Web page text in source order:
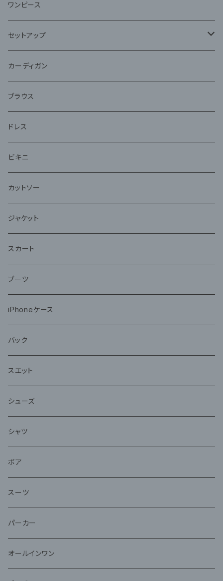
ワンピース
セットアップ
ジャケット
アンサンブル
カーディガン
ブラウス
ドレス
ビキニ
カットソー
ジャケット
スカート
ブーツ
iPhoneケース
バック
スエット
シューズ
シャツ
ボア
スーツ
パーカー
オールインワン